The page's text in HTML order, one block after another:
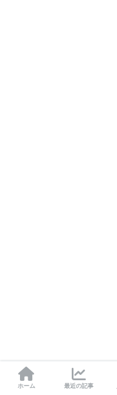
ホーム 最近の記事